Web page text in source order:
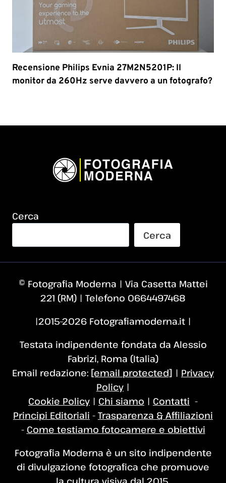
Recensione Philips Evnia 27M2N5201P: Il
monitor da 260Hz serve davvero a un fotografo?
Cerca
Cerca
© Fotografia Moderna | Via Casetta Mattei
221 (RM) | Telefono 0664497468
|2015–2026 Fotografiamoderna.it |
Testata indipendente fondata da Alessio
Fabrizi, Roma (Italia)
Email redazione: [email protected] | Privacy
Policy |
Cookie Policy | Chi siamo | Contatti -
Principi Editoriali - Trasparenza & Affiliazioni
- Come testiamo fotocamere e obiettivi
Fotografia Moderna è un sito indipendente
di divulgazione fotografica che promuove